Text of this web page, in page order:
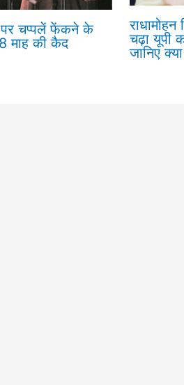
पर चप्पलें फेंकने के
माह की कैद
चढ़ा यूपी
जानिए